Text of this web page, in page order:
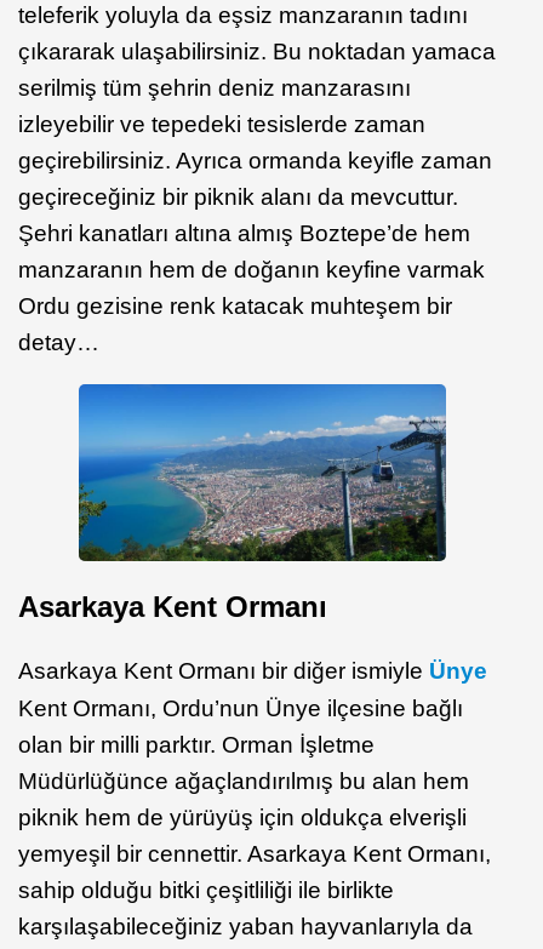
teleferik yoluyla da eşsiz manzaranın tadını
çıkararak ulaşabilirsiniz. Bu noktadan yamaca
serilmiş tüm şehrin deniz manzarasını
izleyebilir ve tepedeki tesislerde zaman
geçirebilirsiniz. Ayrıca ormanda keyifle zaman
geçireceğiniz bir piknik alanı da mevcuttur.
Şehri kanatları altına almış Boztepe’de hem
manzaranın hem de doğanın keyfine varmak
Ordu gezisine renk katacak muhteşem bir
detay…
Asarkaya Kent Ormanı
Asarkaya Kent Ormanı bir diğer ismiyle Ünye
Kent Ormanı, Ordu’nun Ünye ilçesine bağlı
olan bir milli parktır. Orman İşletme
Müdürlüğünce ağaçlandırılmış bu alan hem
piknik hem de yürüyüş için oldukça elverişli
yemyeşil bir cennettir. Asarkaya Kent Ormanı,
sahip olduğu bitki çeşitliliği ile birlikte
karşılaşabileceğiniz yaban hayvanlarıyla da